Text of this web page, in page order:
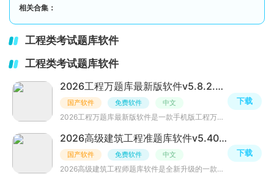
相关合集：
工程类考试题库软件
工程类考试题库软件
2026工程万题库最新版软件v5.8.2.2-release官方版
国产软件 免费软件 中文
2026工程万题库最新版软件是一款手机版工程万题库APP，内置一级/二级消防工程师、一级二级造价师、安全工程
下载
2026高级建筑工程准题库软件v5.40官方最新版
国产软件 免费软件 中文
2026高级建筑工程师题库软件是全新升级的一款高级建筑工程师题库应用，内置全国历年最新建筑工程师准题库、
下载